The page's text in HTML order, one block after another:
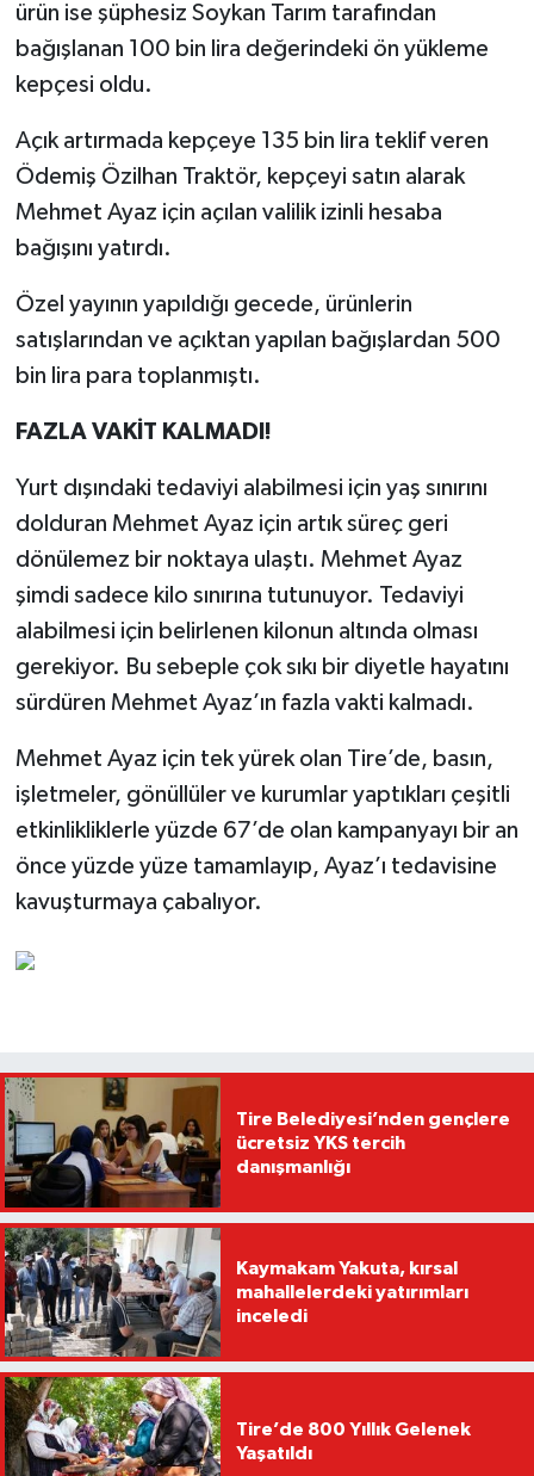
ürün ise şüphesiz Soykan Tarım tarafından
bağışlanan 100 bin lira değerindeki ön yükleme
kepçesi oldu.
Açık artırmada kepçeye 135 bin lira teklif veren
Ödemiş Özilhan Traktör, kepçeyi satın alarak
Mehmet Ayaz için açılan valilik izinli hesaba
bağışını yatırdı.
Özel yayının yapıldığı gecede, ürünlerin
satışlarından ve açıktan yapılan bağışlardan 500
bin lira para toplanmıştı.
FAZLA VAKİT KALMADI!
Yurt dışındaki tedaviyi alabilmesi için yaş sınırını
dolduran Mehmet Ayaz için artık süreç geri
dönülemez bir noktaya ulaştı. Mehmet Ayaz
şimdi sadece kilo sınırına tutunuyor. Tedaviyi
alabilmesi için belirlenen kilonun altında olması
gerekiyor. Bu sebeple çok sıkı bir diyetle hayatını
sürdüren Mehmet Ayaz’ın fazla vakti kalmadı.
Mehmet Ayaz için tek yürek olan Tire’de, basın,
işletmeler, gönüllüler ve kurumlar yaptıkları çeşitli
etkinlikliklerle yüzde 67’de olan kampanyayı bir an
önce yüzde yüze tamamlayıp, Ayaz’ı tedavisine
kavuşturmaya çabalıyor.
Tire Belediyesi’nden gençlere
ücretsiz YKS tercih
danışmanlığı
Kaymakam Yakuta, kırsal
mahallelerdeki yatırımları
inceledi
Tire’de 800 Yıllık Gelenek
Yaşatıldı